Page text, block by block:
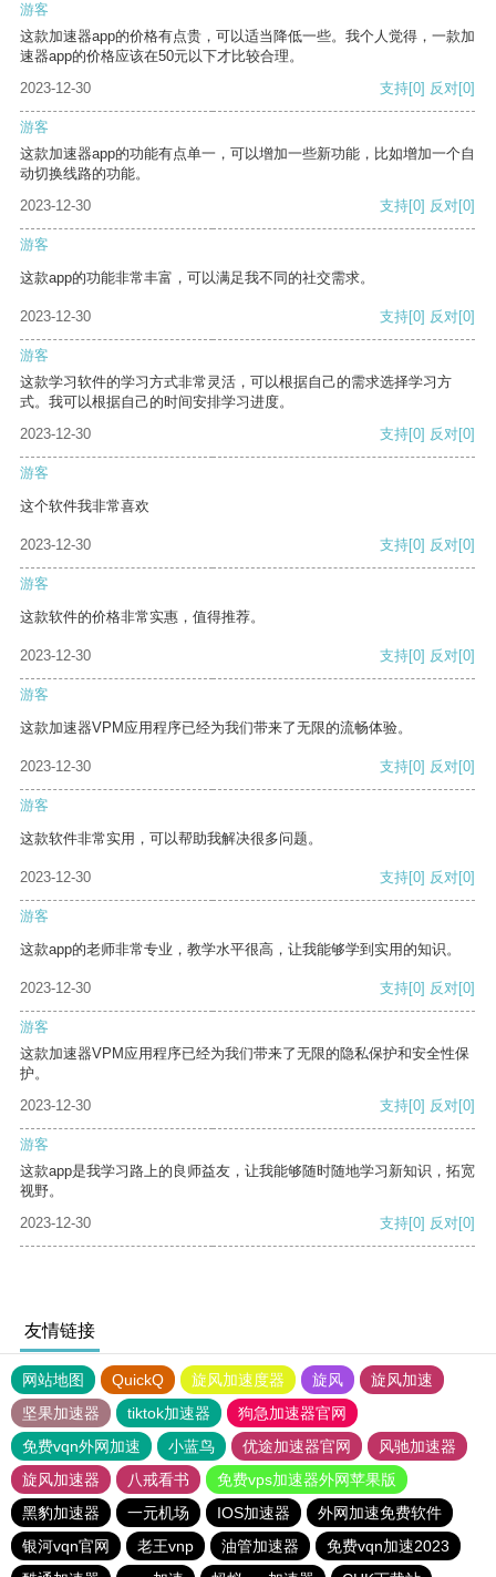
游客
这款加速器app的价格有点贵，可以适当降低一些。我个人觉得，一款加
速器app的价格应该在50元以下才比较合理。
2023-12-30
支持[0] 反对[0]
游客
这款加速器app的功能有点单一，可以增加一些新功能，比如增加一个自
动切换线路的功能。
2023-12-30
支持[0] 反对[0]
游客
这款app的功能非常丰富，可以满足我不同的社交需求。
2023-12-30 支持[0] 反对[0]
游客
这款学习软件的学习方式非常灵活，可以根据自己的需求选择学习方
式。我可以根据自己的时间安排学习进度。
2023-12-30
支持[0] 反对[0]
游客
这个软件我非常喜欢
2023-12-30 支持[0] 反对[0]
游客
这款软件的价格非常实惠，值得推荐。
2023-12-30 支持[0] 反对[0]
游客
这款加速器VPM应用程序已经为我们带来了无限的流畅体验。
2023-12-30 支持[0] 反对[0]
游客
这款软件非常实用，可以帮助我解决很多问题。
2023-12-30 支持[0] 反对[0]
游客
这款app的老师非常专业，教学水平很高，让我能够学到实用的知识。
2023-12-30 支持[0] 反对[0]
游客
这款加速器VPM应用程序已经为我们带来了无限的隐私保护和安全性保
护。
2023-12-30
支持[0] 反对[0]
游客
这款app是我学习路上的良师益友，让我能够随时随地学习新知识，拓宽
视野。
2023-12-30
支持[0] 反对[0]
友情链接
网站地图 QuickQ 旋风加速度器 旋风
旋风加速
坚果加速器
tiktok加速器
狗急加速器官网
免费vqn外网加速
小蓝鸟 优途加速器官网
风驰加速器
旋风加速器
八戒看书
免费vps加速器外网苹果版
黑豹加速器
一元机场 IOS加速器
外网加速免费软件
银河vqn官网
老王vnp 油管加速器
免费vqn加速2023